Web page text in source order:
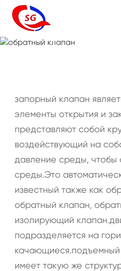
запорный клапан
элементы открытия и
представляют собой
воздействующий на
давление среды, чтобы
среды.Это
известный также как
обратный клапан,
изолирующий
подразделяется на
имеет такую же